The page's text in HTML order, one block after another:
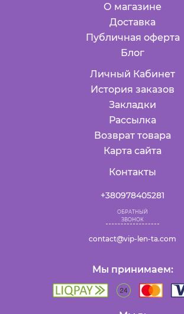
О магазине
Доставка
Публичная оферта
Блог
Личный Кабинет
История заказов
Закладки
Рассылка
Возврат товара
Карта сайта
Контакты
+380978405281
ОБРАТНЫЙ
ЗВОНОК
contact@vip-len-ta.com
Мы принимаем: